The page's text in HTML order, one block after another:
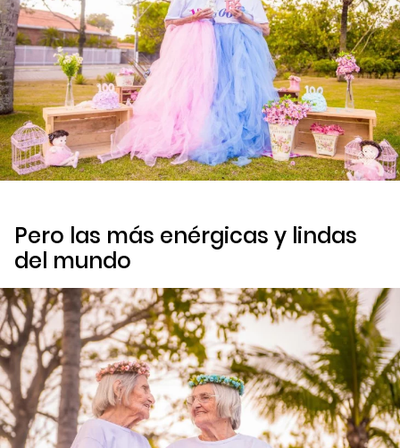
Pero las más enérgicas y lindas
del mundo